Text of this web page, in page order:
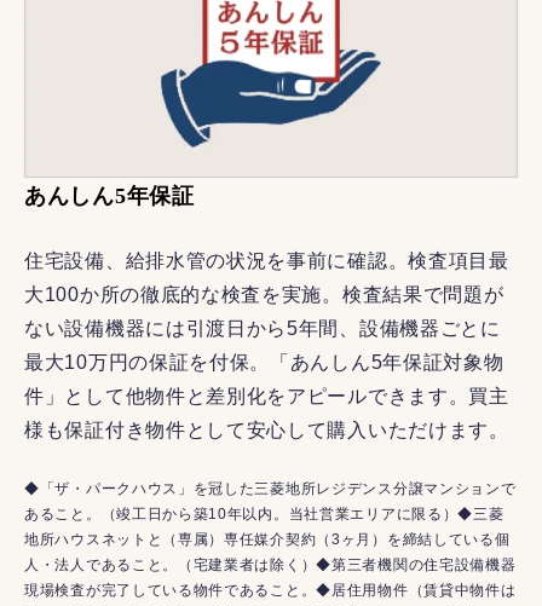
あんしん5年保証
住宅設備、給排水管の状況を事前に確認。検査項目最
大100か所の徹底的な検査を実施。検査結果で問題が
ない設備機器には引渡日から5年間、設備機器ごとに
最大10万円の保証を付保。「あんしん5年保証対象物
件」として他物件と差別化をアピールできます。買主
様も保証付き物件として安心して購入いただけます。
◆「ザ・パークハウス」を冠した三菱地所レジデンス分譲マンションで
あること。（竣工日から築10年以内。当社営業エリアに限る）◆三菱
地所ハウスネットと（専属）専任媒介契約（3ヶ月）を締結している個
人・法人であること。（宅建業者は除く）◆第三者機関の住宅設備機器
現場検査が完了している物件であること。◆居住用物件（賃貸中物件は